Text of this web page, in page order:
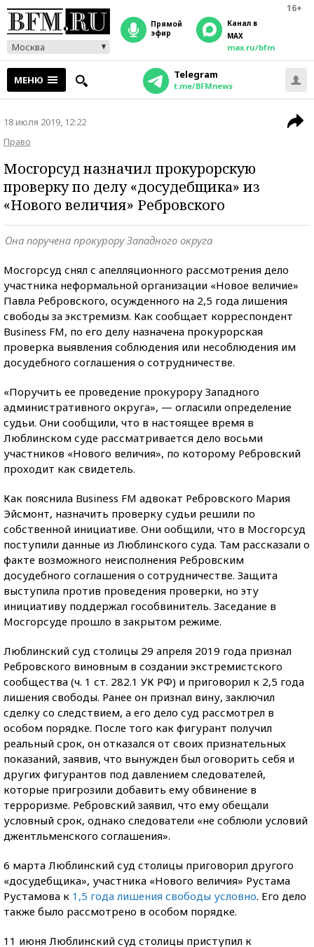
16+
Москва
прямой
эфир
Канал в
MAX
max.ru/bfm
МЕНЮ Telegram
t.me/BFMnews
18 июля 2019, 12:22
Право
Мосгорсуд назначил прокурорскую
проверку по делу «досудебщика» из
«Нового величия» Ребровского
Она поручена прокурору Западного округа
Мосгорсуд снял с апелляционного рассмотрения дело
участника неформальной организации «Новое величие»
Павла Ребровского, осужденного на 2,5 года лишения
свободы за экстремизм. Как сообщает корреспондент
Business FM, по его делу назначена прокурорская
проверка выявления соблюдения или несоблюдения им
досудебного соглашения о сотрудничестве.
«Поручить ее проведение прокурору Западного
административного округа», — огласили определение
судьи. Они сообщили, что в настоящее время в
Люблинском суде рассматривается дело восьми
участников «Нового величия», по которому Ребровский
проходит как свидетель.
Как пояснила Business FM адвокат Ребровского Мария
Эйсмонт, назначить проверку судьи решили по
собственной инициативе. Они ообщили, что в Мосгорсуд
поступили данные из Люблинского суда. Там рассказали о
факте возможного неисполнения Ребровским
досудебного соглашения о сотрудничестве. Защита
выступила против проведения проверки, но эту
инициативу поддержал гособвинитель. Заседание в
Мосгорсуде прошло в закрытом режиме.
Люблинский суд столицы 29 апреля 2019 года признал
Ребровского виновным в создании экстремистского
сообщества (ч. 1 ст. 282.1 УК РФ) и приговорил к 2,5 года
лишения свободы. Ранее он признал вину, заключил
сделку со следствием, а его дело суд рассмотрел в
особом порядке. После того как фигурант получил
реальный срок, он отказался от своих признательных
показаний, заявив, что вынужден был оговорить себя и
других фигурантов под давлением следователей,
которые пригрозили добавить ему обвинение в
терроризме. Ребровский заявил, что ему обещали
условный срок, однако следователи «не соблюли условий
джентльменского соглашения».
6 марта Люблинский суд столицы приговорил другого
«досудебщика», участника «Нового величия» Рустама
Рустамова к 1,5 года лишения свободы условно. Его дело
также было рассмотрено в особом порядке.
11 июня Люблинский суд столицы приступил к